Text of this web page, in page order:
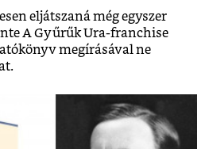
eljátszaná még egyszer
A Gyűrűk Ura-franchise
megírásával ne